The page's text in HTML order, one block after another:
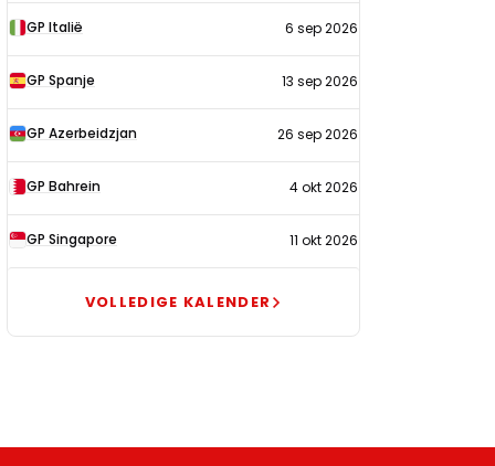
GP Italië 6 sep 2026
GP Spanje 13 sep 2026
GP Azerbeidzjan 26 sep 2026
GP Bahrein 4 okt 2026
GP Singapore 11 okt 2026
VOLLEDIGE KALENDER